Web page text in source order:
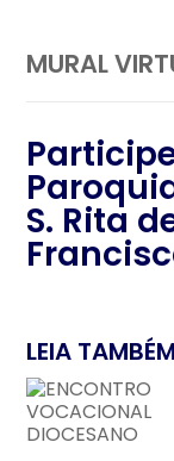
MURAL
S. Rita
LEIA TAMBÉM